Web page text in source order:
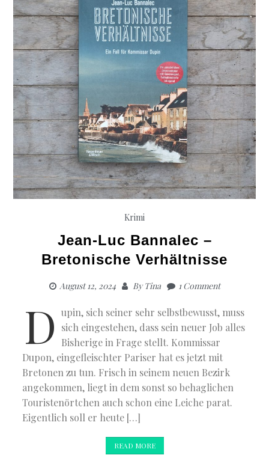
Krimi
Jean-Luc Bannalec –
Bretonische Verhältnisse
August 12, 2024 ByTina 1 Comment
D upin, sich seiner sehr selbstbewusst, muss
sich eingestehen, dass sein neuer Job alles
Bisherige in Frage stellt. Kommissar
Dupon, eingefleischter Pariser hat es jetzt mit
Bretonen zu tun. Frisch in seinem neuen Bezirk
angekommen, liegt in dem sonst so behaglichen
Touristenörtchen auch schon eine Leiche parat.
Eigentlich soll er heute […]
READ MORE